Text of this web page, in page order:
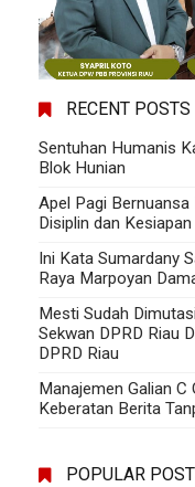
RECENT POSTS
Sentuhan Humanis
Blok Hunian
Apel Pagi
Disiplin dan
Ini Kata Sumardany
Raya Marpoyan
Mesti Sudah
Sekwan DPRD Riau
DPRD Riau
Manajemen Galian
Keberatan Berita
POPULAR